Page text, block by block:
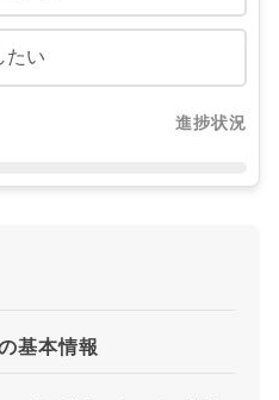
たい
進捗状況
基本情報